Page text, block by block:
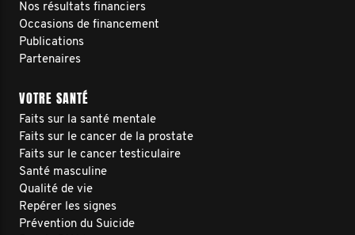
Nos résultats financiers
Occasions de financement
Publications
Partenaires
VOTRE SANTÉ
Faits sur la santé mentale
Faits sur le cancer de la prostate
Faits sur le cancer testiculaire
Santé masculine
Qualité de vie
Repérer les signes
Prévention du Suicide